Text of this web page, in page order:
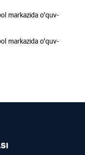
markazida oʻquv-
markazida oʻquv-